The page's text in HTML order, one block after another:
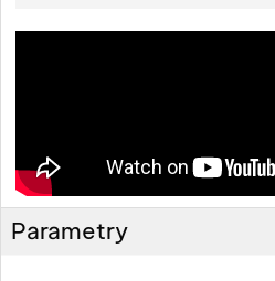
Parametry